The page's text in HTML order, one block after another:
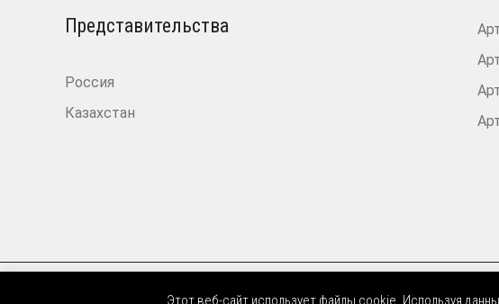
Представительства
Россия
Казахстан
Этот веб-сайт использует файлы cookie. Используя